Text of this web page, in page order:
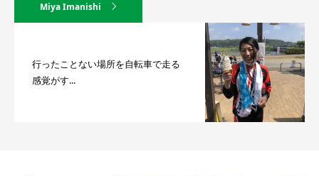
Miya Imanishi
行ったことない場所を自転車で走る
感覚がす...